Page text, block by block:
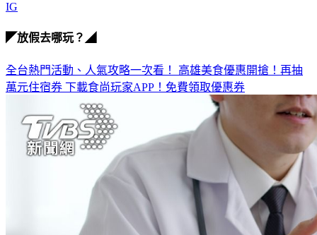
IG
◤放假去哪玩？◢
全台熱門活動、人氣攻略一次看！ 高雄美食優惠開搶！再抽
萬元住宿券 下載食尚玩家APP！免費領取優惠券